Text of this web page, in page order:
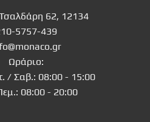
62, 12134
5757-439
Ωράριο:
/ Σαβ.: 08:00 - 15:00
08:00 - 20:00